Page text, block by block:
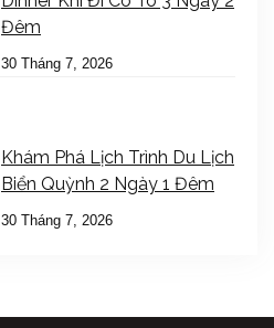
Kinh Nghiệm Tổ Chức Gala